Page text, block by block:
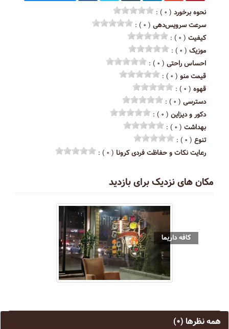
نحوه برخورد ( ۰ ) :
سرعت سرویس‌دهی ( ۰ ) :
کیفیت ( ۰ ) :
موزیک ( ۰ ) :
احساس راحتی ( ۰ ) :
قیمت منو ( ۰ ) :
قهوه ( ۰ ) :
دسترسی ( ۰ ) :
دکور و دیزاین ( ۰ ) :
بهداشت ( ۰ ) :
تنوع ( ۰ ) :
رعایت نکات و حفاظت فردی کرونا ( ۰ ) :
مکان های نزدیک برای بازدید
کافه داریما
همه نظرها (۰)